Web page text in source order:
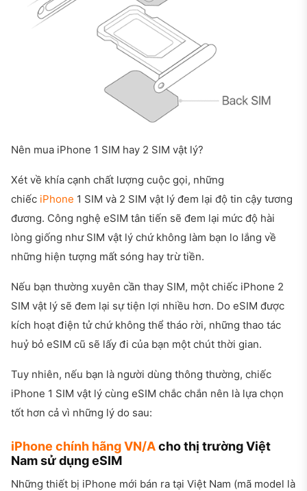
Nên mua iPhone 1 SIM hay 2 SIM vật lý?
Xét về khía cạnh chất lượng cuộc gọi, những
chiếc iPhone 1 SIM và 2 SIM vật lý đem lại độ tin cậy tương
đương. Công nghệ eSIM tân tiến sẽ đem lại mức độ hài
lòng giống như SIM vật lý chứ không làm bạn lo lắng về
những hiện tượng mất sóng hay trừ tiền.
Nếu bạn thường xuyên cần thay SIM, một chiếc iPhone 2
SIM vật lý sẽ đem lại sự tiện lợi nhiều hơn. Do eSIM được
kích hoạt điện tử chứ không thể tháo rời, những thao tác
huỷ bỏ eSIM cũ sẽ lấy đi của bạn một chút thời gian.
Tuy nhiên, nếu bạn là người dùng thông thường, chiếc
iPhone 1 SIM vật lý cùng eSIM chắc chắn nên là lựa chọn
tốt hơn cả vì những lý do sau:
iPhone chính hãng VN/Acho thị trường Việt
Nam sử dụng eSIM
Những thiết bị iPhone mới bán ra tại Việt Nam (mã model là